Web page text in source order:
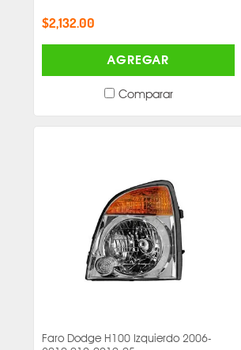
$2,132.00
AGREGAR
Comparar
Faro Dodge H100 Izquierdo 2006-